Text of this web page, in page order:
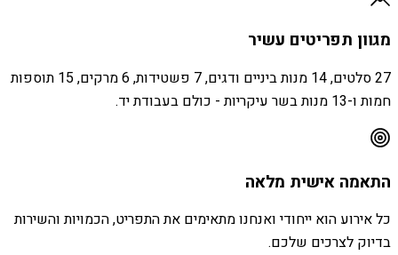
מגוון תפריטים עשיר
27 סלטים, 14 מנות ביניים ודגים, 7 פשטידות, 6 מרקים, 15 תוספות
חמות ו-13 מנות בשר עיקריות - כולם בעבודת יד.
התאמה אישית מלאה
כל אירוע הוא ייחודי ואנחנו מתאימים את התפריט, הכמויות והשירות
בדיוק לצרכים שלכם.